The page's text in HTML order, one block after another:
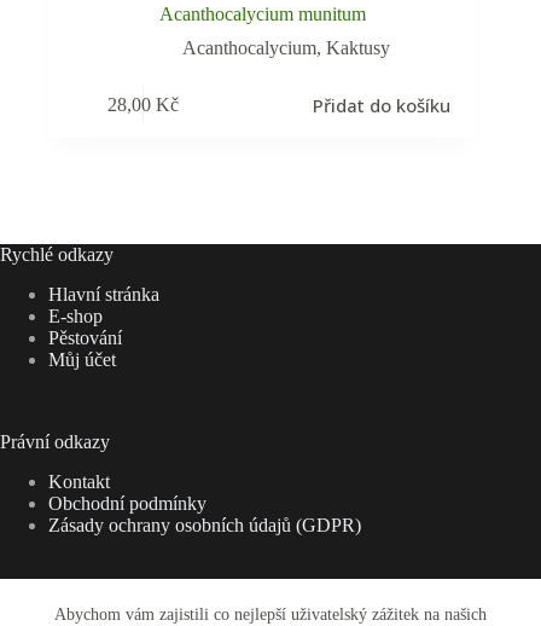
Abychom vám zajistili co nejlepší uživatelský zážitek na našich
Acanthocalycium munitum
Acanthocalycium,Kaktusy
28,00Kč Přidat do košíku
Rychlé odkazy
Hlavní stránka
E-shop
Pěstování
Můj účet
Právní odkazy
Kontakt
Obchodní podmínky
Zásady ochrany osobních údajů (GDPR)